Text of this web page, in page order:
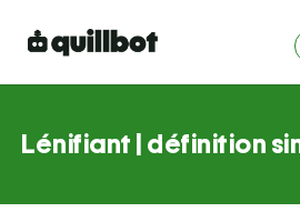
Lénifiant | définition